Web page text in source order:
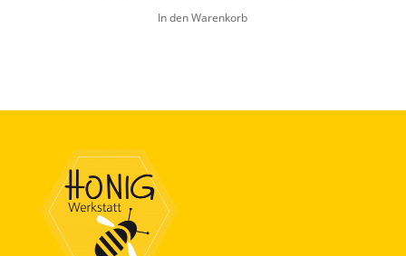
In den Warenkorb